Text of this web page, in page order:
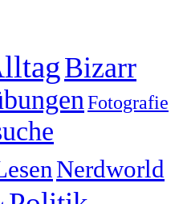
Bizarr
Fotografie
Nerdworld